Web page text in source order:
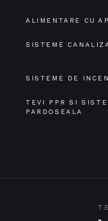
ALIMENTARE CU
SISTEME
SISTEME DE
TEVI PPR SI
PARDOSEALA